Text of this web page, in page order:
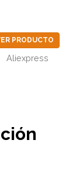
PRODUCTO
Aliexpress